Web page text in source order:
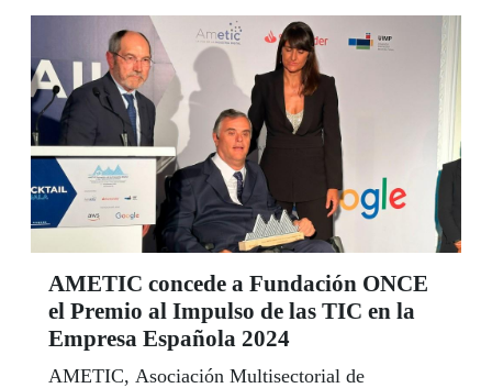
AMETIC concede a Fundación ONCE
el Premio al Impulso de las TIC en la
Empresa Española 2024
AMETIC, Asociación Multisectorial de